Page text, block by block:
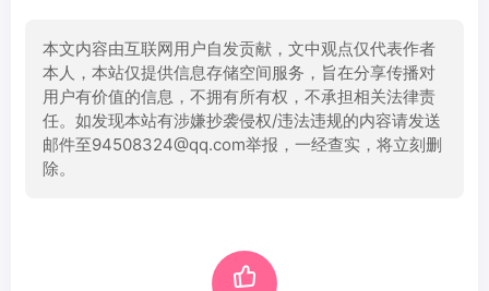
本文内容由互联网用户自发贡献，文中观点仅代表作者
本人，本站仅提供信息存储空间服务，旨在分享传播对
用户有价值的信息，不拥有所有权，不承担相关法律责
任。如发现本站有涉嫌抄袭侵权/违法违规的内容请发送
邮件至94508324@qq.com举报，一经查实，将立刻删
除。